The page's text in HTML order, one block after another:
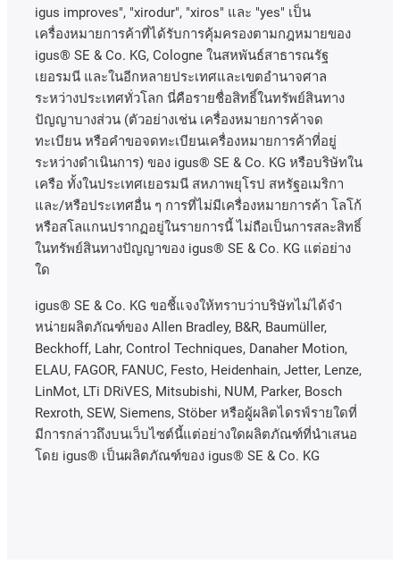
igus improves", "xirodur", "xiros" และ "yes" เป็น
เครื่องหมายการค้าที่ได้รับการคุ้มครองตามกฎหมายของ
igus® SE & Co. KG, Cologne ในสหพันธ์สาธารณรัฐ
เยอรมนี และในอีกหลายประเทศและเขตอํานาจศาล
ระหว่างประเทศทั่วโลก นี่คือรายชื่อสิทธิ์ในทรัพย์สินทาง
ปัญญาบางส่วน (ตัวอย่างเช่น เครื่องหมายการค้าจด
ทะเบียน หรือคำขอจดทะเบียนเครื่องหมายการค้าที่อยู่
ระหว่างดำเนินการ) ของ igus® SE & Co. KG หรือบริษัทใน
เครือ ทั้งในประเทศเยอรมนี สหภาพยุโรป สหรัฐอเมริกา
และ/หรือประเทศอื่น ๆ การที่ไม่มีเครื่องหมายการค้า โลโก้
หรือสโลแกนปรากฏอยู่ในรายการนี้ ไม่ถือเป็นการสละสิทธิ์
ในทรัพย์สินทางปัญญาของ igus® SE & Co. KG แต่อย่าง
ใด
igus® SE & Co. KG ขอชี้แจงให้ทราบว่าบริษัทไม่ได้จํา
หน่ายผลิตภัณฑ์ของ Allen Bradley, B&R, Baumüller,
Beckhoff, Lahr, Control Techniques, Danaher Motion,
ELAU, FAGOR, FANUC, Festo, Heidenhain, Jetter, Lenze,
LinMot, LTi DRiVES, Mitsubishi, NUM, Parker, Bosch
Rexroth, SEW, Siemens, Stöber หรือผู้ผลิตไดรฟ์รายใดที่
มีการกล่าวถึงบนเว็บไซต์นี้แต่อย่างใดผลิตภัณฑ์ที่นําเสนอ
โดย igus® เป็นผลิตภัณฑ์ของ igus® SE & Co. KG